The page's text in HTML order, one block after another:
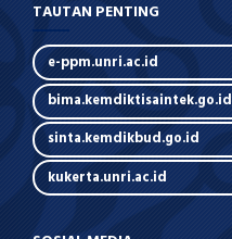
TAUTAN PENTING
e-ppm.unri.ac.id
bima.kemdiktisaintek.go.id
sinta.kemdikbud.go.id
kukerta.unri.ac.id